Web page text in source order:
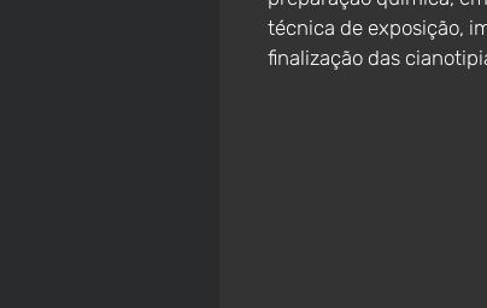
técnica de exposição,
finalização das